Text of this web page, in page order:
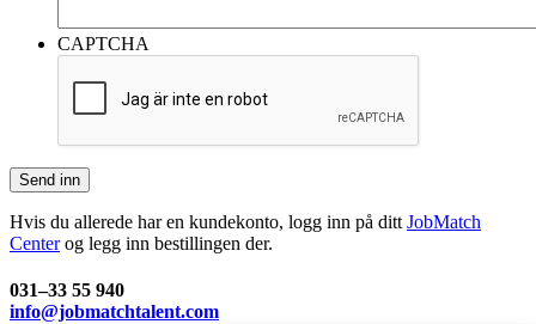
CAPTCHA
Send inn
Hvis du allerede har en kundekonto, logg inn på ditt JobMatch
Centerog legg inn bestillingen der.
031–33 55 940
info@jobmatchtalent.com